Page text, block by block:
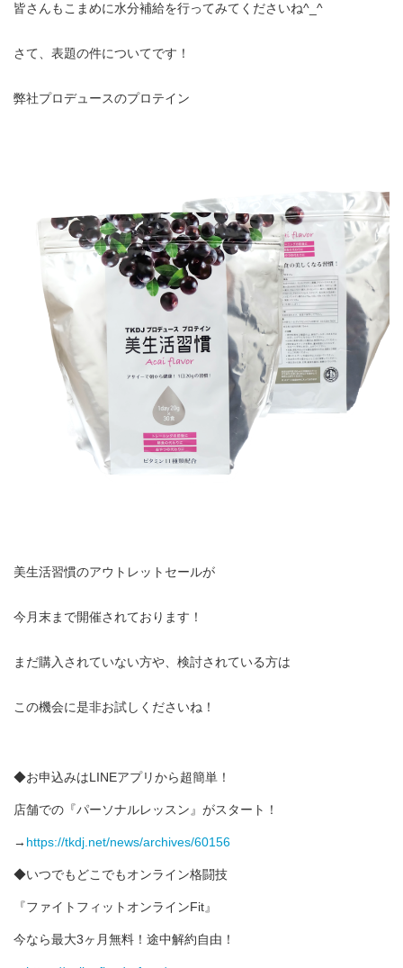
皆さんもこまめに水分補給を行ってみてくださいね^_^
さて、表題の件についてです！
弊社プロデュースのプロテイン
美生活習慣のアウトレットセールが
今月末まで開催されております！
まだ購入されていない方や、検討されている方は
この機会に是非お試しくださいね！
◆お申込みはLINEアプリから超簡単！
店舗での『パーソナルレッスン』がスタート！
→ https://tkdj.net/news/archives/60156
◆いつでもどこでもオンライン格闘技
‪『ファイトフィットオンラインFit』
‬‪今なら‬最大3ヶ月無料！途中解約自由！‬